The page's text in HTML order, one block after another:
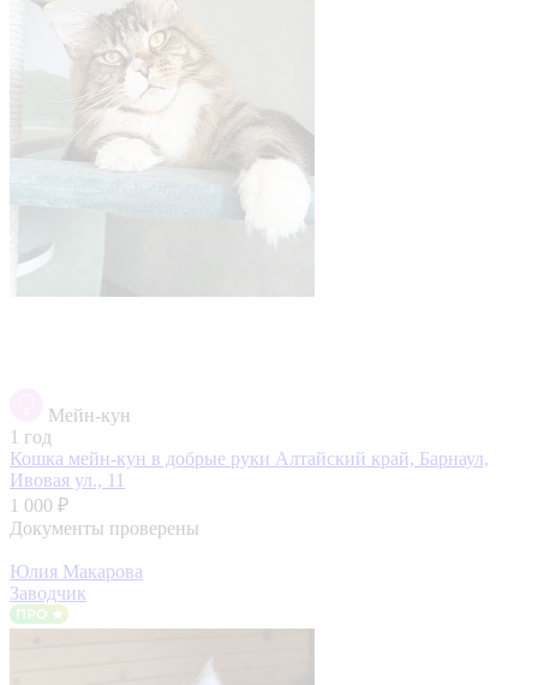
Мейн-кун
1 год
Кошка мейн-кун в добрые руки Алтайский край, Барнаул,
Ивовая ул., 11
1 000 ₽
Документы проверены
Юлия Макарова
Заводчик